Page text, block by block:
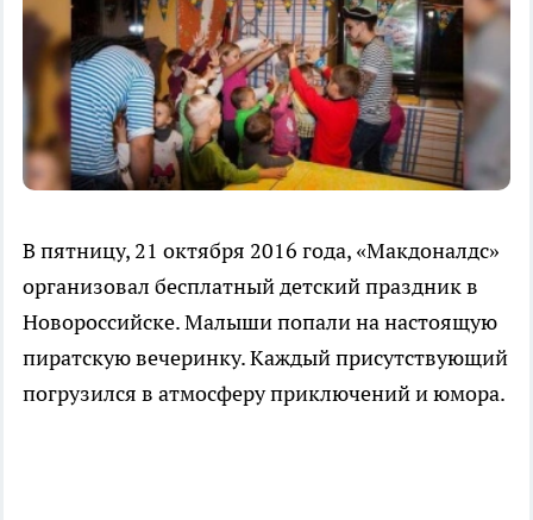
В пятницу, 21 октября 2016 года, «Макдоналдс»
организовал бесплатный детский праздник в
Новороссийске. Малыши попали на настоящую
пиратскую вечеринку. Каждый присутствующий
погрузился в атмосферу приключений и юмора.